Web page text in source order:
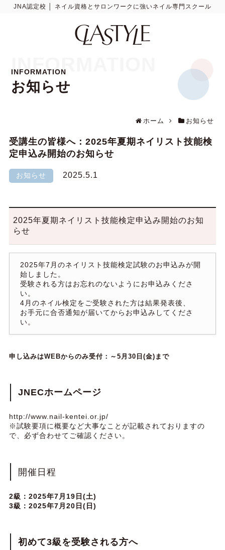
JNA認定校 │ ネイル資格とサロンワークに強いネイル専門スクール
INFORMATION
お知らせ
INFORMATION
ホーム お知らせ
受講生の皆様へ：2025年夏期ネイリスト技能検
定申込み開始のお知らせ
お知らせ 2025.5.1
2025年夏期ネイリスト技能検定申込み開始のお知
らせ
2025年7月のネイリスト技能検定試験のお申込みが開
始しました。
受験される方はお忘れのないようにお申込みくださ
い。
4月のネイル検定をご受験された方は結果発表後、
お手元に合否通知が届いてからお申込みしてくださ
い。
申し込みはWEBからのみ受付：～5月30日(金)まで
JNECホームページ
http://www.nail-kentei.or.jp/
※試験要項に概要など大事なことが記載されておりますの
で、必ず合わせてご確認ください。
開催日程
2級：2025年7月19日(土)
3級：2025年7月20日(日)
初めて3級を受験される方へ